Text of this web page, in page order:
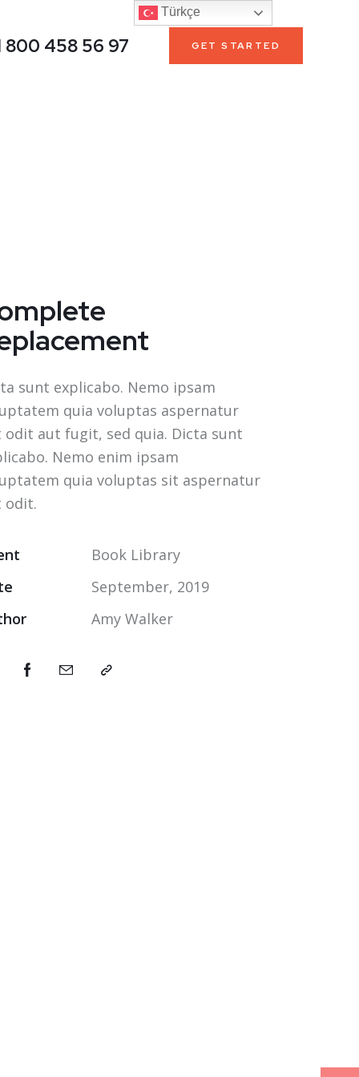
800 458 56 97 GET STARTED
sunt explicabo. Nemo ipsam
quia voluptas aspernatur
odit aut fugit, sed quia. Dicta sunt
Nemo enim ipsam
quia voluptas sit aspernatur
odit.
Book Library
September, 2019
Amy Walker
Türkçe